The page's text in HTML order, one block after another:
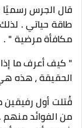
قال الجرس
طاقة حياتي .
مكافأة مرضية " .
" كيف أعرف ما
الحقيقة ، هذه هي
قُتلت أول
من الفوائد منهم